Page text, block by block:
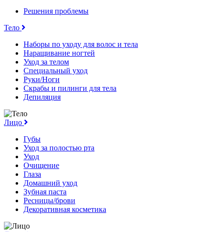
Решения проблемы
Тело
Наборы по уходу для волос и тела
Наращивание ногтей
Уход за телом
Специальный уход
Руки/Ноги
Скрабы и пилинги для тела
Депиляция
Лицо
Губы
Уход за полостью рта
Уход
Очищение
Глаза
Домашний уход
Зубная паста
Ресницы/брови
Декоративная косметика